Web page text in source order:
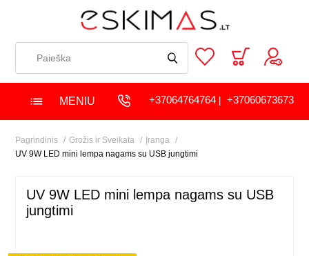
MENIU +37064764764| +37060673673
Pagrindinis Grožis ir Sveikata
Įranga
UV 9W LED mini lempa nagams su USB jungtimi
UV 9W LED mini lempa nagams su USB
jungtimi